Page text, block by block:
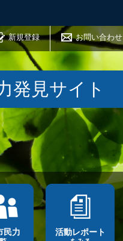
新規登録 お問い合わせ
発見サイト
民力 活動レポート